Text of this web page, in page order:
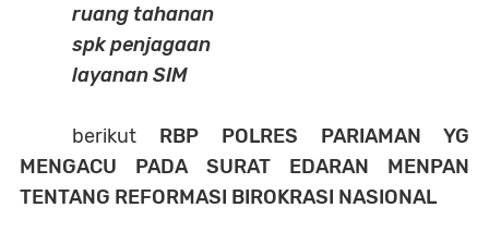
ruang tahanan
spk penjagaan
layanan SIM
berikut RBP POLRES PARIAMAN YG
MENGACU PADA SURAT EDARAN MENPAN
TENTANG REFORMASI BIROKRASI NASIONAL